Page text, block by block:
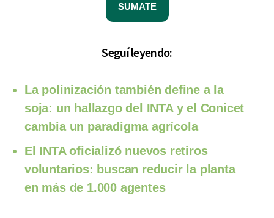
SUMATE
Seguí leyendo:
La polinización también define a la
soja: un hallazgo del INTA y el Conicet
cambia un paradigma agrícola
El INTA oficializó nuevos retiros
voluntarios: buscan reducir la planta
en más de 1.000 agentes